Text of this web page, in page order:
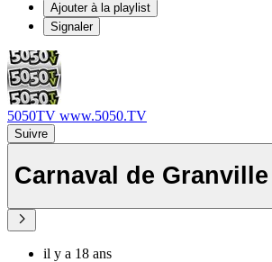
Ajouter à la playlist
Signaler
5050TV www.5050.TV
Suivre
Carnaval de Granville
il y a 18 ans